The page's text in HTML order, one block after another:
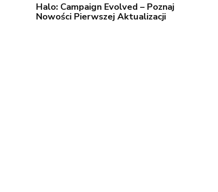
Halo: Campaign Evolved – Poznaj
Nowości Pierwszej Aktualizacji